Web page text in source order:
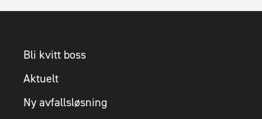
Bli kvitt boss
Aktuelt
Ny avfallsløsning